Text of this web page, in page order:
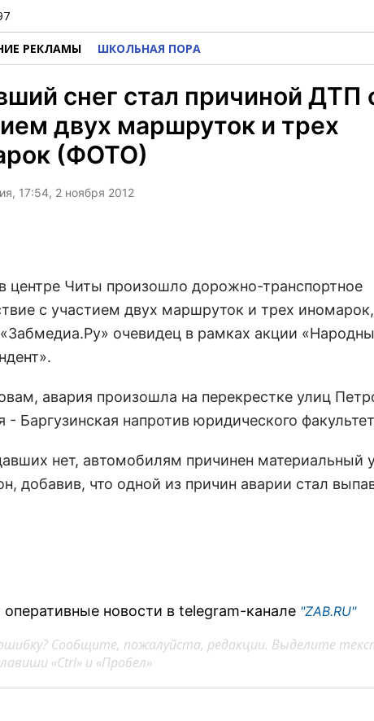
РЕКЛАМЫ ШКОЛЬНАЯ ПОРА
снег стал причиной ДТП
двух маршруток и трех
(ФОТО)
17:54, 2 ноября 2012
центре Читы произошло дорожно-транспортное
с участием двух маршруток и трех иномарок,
очевидец в рамках акции
авария произошла на перекрестке улиц
- Баргузинская напротив юридического
нет, автомобилям причинен материальный
добавив, что одной из причин аварии стал
новости в telegram-канале "ZAB.RU"
Сообщите, пожалуйста, редакции. Выделите
«Ctrl» и «Пробел»